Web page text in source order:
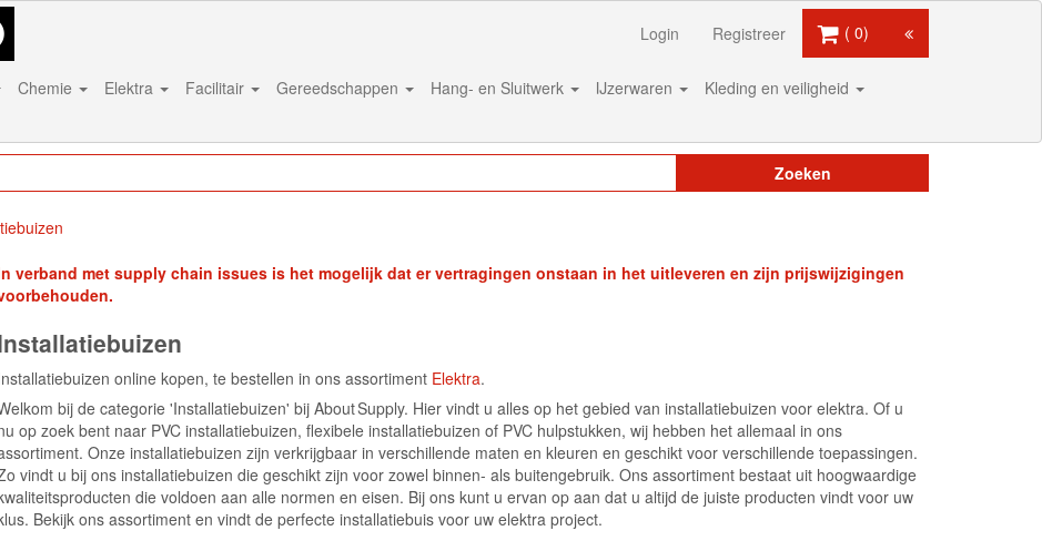
0
Login Registreer
Chemie Elektra Facilitair Gereedschappen Hang- en Sluitwerk IJzerwaren
Kleding en veiligheid
Zoeken
verband met supply chain issues is het mogelijk dat er vertragingen onstaan in het uitleveren en zijn prijswijzigingen
online kopen, te bestellen in ons assortiment Elektra.
bij de categorie 'Installatiebuizen' bij About Supply. Hier vindt u alles op het gebied van installatiebuizen voor elektra. Of u
op zoek bent naar PVC installatiebuizen, flexibele installatiebuizen of PVC hulpstukken, wij hebben het allemaal in ons
Onze installatiebuizen zijn verkrijgbaar in verschillende maten en kleuren en geschikt voor verschillende toepassingen.
vindt u bij ons installatiebuizen die geschikt zijn voor zowel binnen- als buitengebruik. Ons assortiment bestaat uit hoogwaardige
die voldoen aan alle normen en eisen. Bij ons kunt u ervan op aan dat u altijd de juiste producten vindt voor uw
Bekijk ons assortiment en vindt de perfecte installatiebuis voor uw elektra project.